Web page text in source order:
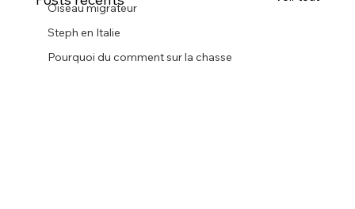
Oiseau migrateur
Steph en Italie
Pourquoi du comment sur la chasse